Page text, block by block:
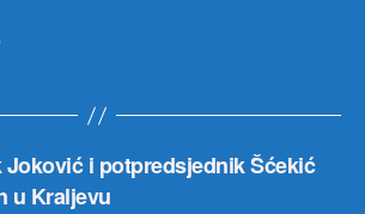
Joković i potpredsjednik Šćekić
u Kraljevu